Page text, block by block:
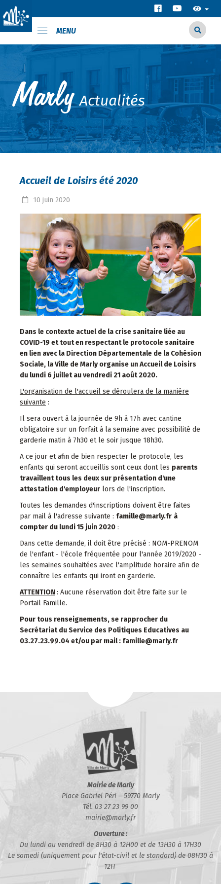
MENU
Actualités
Accueil de Loisirs été 2020
10 juin 2020
Dans le contexte actuel de la crise sanitaire liée au
COVID-19 et tout en respectant le protocole sanitaire
en lien avec la Direction Départementale de la Cohésion
Sociale, la Ville de Marly organise un Accueil de Loisirs
du lundi 6 juillet au vendredi 21 août 2020.
L'organisation de l'accueil se déroulera de la manière
suivante :
Il sera ouvert à la journée de 9h à 17h avec cantine
obligatoire sur un forfait à la semaine avec possibilité de
garderie matin à 7h30 et le soir jusque 18h30.
A ce jour et afin de bien respecter le protocole, les
enfants qui seront accueillis sont ceux dont les parents
travaillent tous les deux sur présentation d'une
attestation d'employeur lors de l'inscription.
Toutes les demandes d'inscriptions doivent être faites
par mail à l'adresse suivante : famille@marly.fr à
compter du lundi 15 juin 2020 :
Dans cette demande, il doit être précisé : NOM-PRENOM
de l'enfant - l'école fréquentée pour l'année 2019/2020 -
les semaines souhaitées avec l'amplitude horaire afin de
connaître les enfants qui iront en garderie.
ATTENTION: Aucune réservation doit être faite sur le
Portail Famille.
Pour tous renseignements, se rapprocher du
Secrétariat du Service des Politiques Educatives au
03.27.23.99.04 et/ou par mail : famille@marly.fr
Mairie de Marly
Place Gabriel Péri – 59770 Marly
Tél. 03 27 23 99 00
mairie@marly.fr
Ouverture :
Du lundi au vendredi de 8H30 à 12H00 et de 13H30 à 17H30
Le samedi (uniquement pour l'état-civil et le standard) de 08H30 à
12H